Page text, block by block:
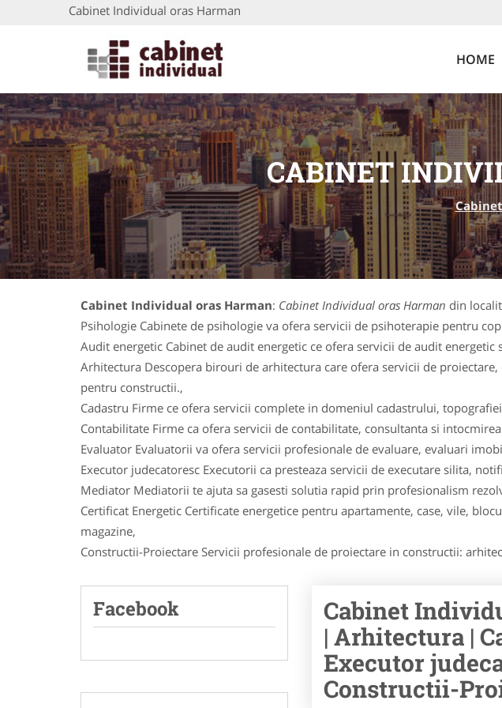
Cabinet Individual oras Harman
HOME
CABINET
Cabinet Individual oras Harman: Cabinet Individual oras Harman din
Psihologie Cabinete de psihologie va ofera servicii de psihoterapie pentru
Audit energetic Cabinet de audit energetic ce ofera servicii de audit
Arhitectura Descopera birouri de arhitectura care ofera servicii de
pentru constructii.,
Cadastru Firme ce ofera servicii complete in domeniul cadastrului,
Contabilitate Firme ca ofera servicii de contabilitate, consultanta si
Evaluator Evaluatorii va ofera servicii profesionale de evaluare, evaluari
Executor judecatoresc Executorii ca presteaza servicii de executare silita,
Mediator Mediatorii te ajuta sa gasesti solutia rapid prin profesionalism
Certificat Energetic Certificate energetice pentru apartamente, case, vile,
magazine,
Constructii-Proiectare Servicii profesionale de proiectare in constructii:
Facebook
Cabinet
| Arhitectura |
Executor
Constructii-